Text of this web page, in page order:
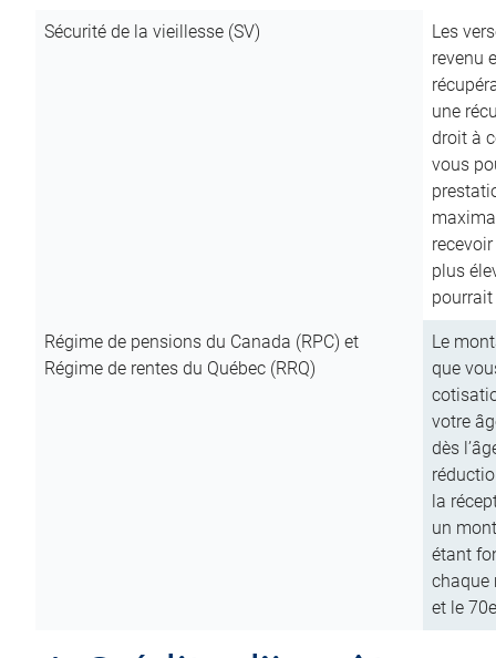
Sécurité de la vieillesse (SV)
Les
revenu
une
droit à
vous
plus
Régime de pensions du Canada (RPC) et
Régime de rentes du Québec (RRQ)
Le
que
votre
dès
la
un
étant
chaque
et le